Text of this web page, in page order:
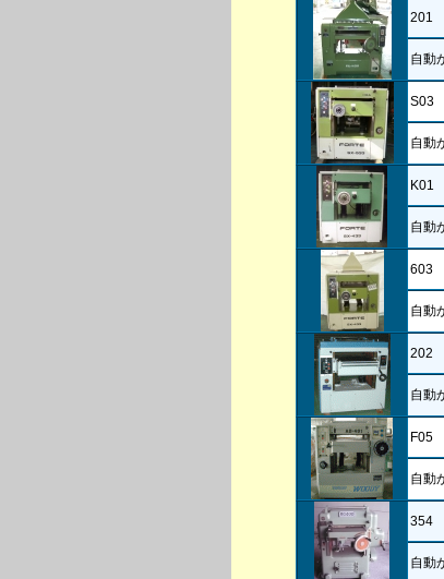
201
自動
S03
自動
K01
自動
603
自動
202
自動
F05
自動
354
自動